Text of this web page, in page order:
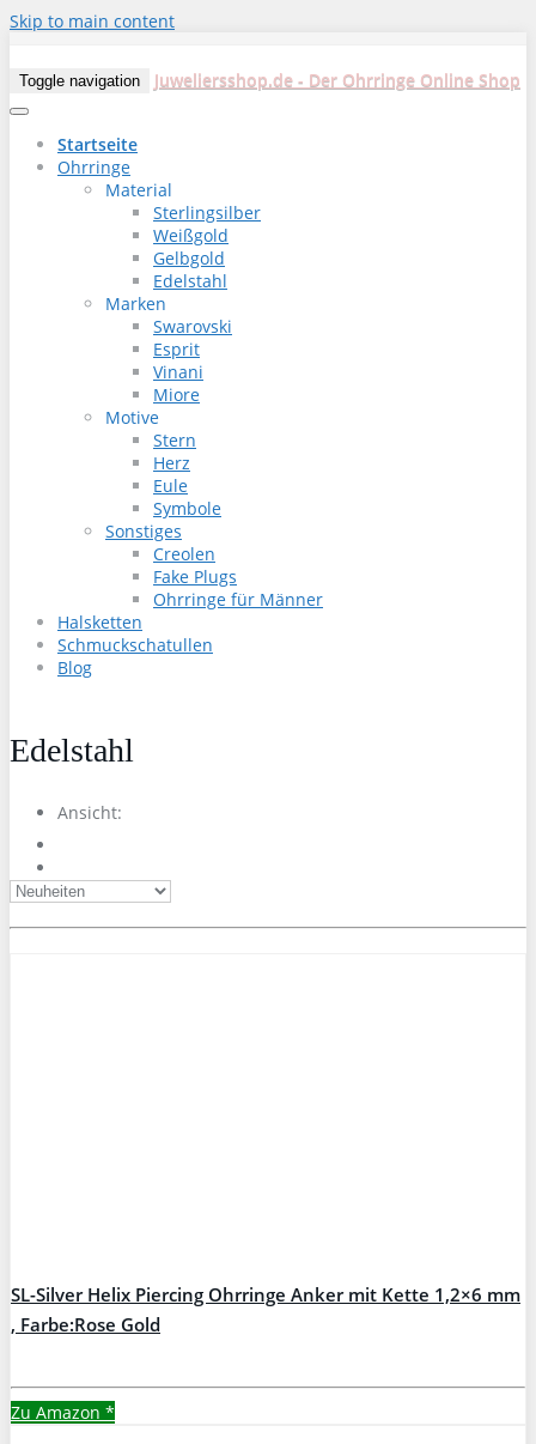
Skip to main content
Toggle navigation Juweliersshop.de - Der Ohrringe Online Shop
Startseite
Ohrringe
Material
Sterlingsilber
Weißgold
Gelbgold
Edelstahl
Marken
Swarovski
Esprit
Vinani
Miore
Motive
Stern
Herz
Eule
Symbole
Sonstiges
Creolen
Fake Plugs
Ohrringe für Männer
Halsketten
Schmuckschatullen
Blog
Edelstahl
Ansicht:
SL-Silver Helix Piercing Ohrringe Anker mit Kette 1,2×6 mm
, Farbe:Rose Gold
Zu Amazon *